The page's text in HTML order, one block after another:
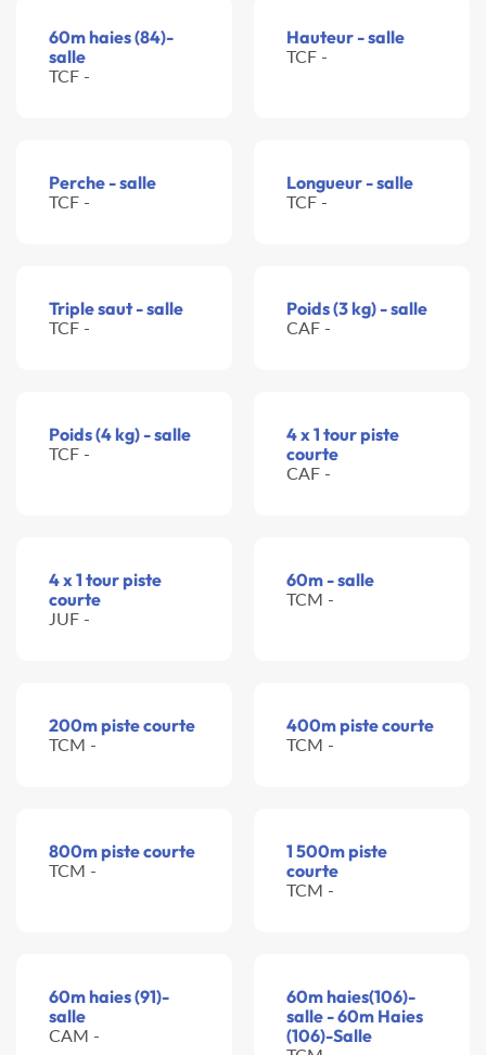
60m haies (84)-
salle
TCF -
Hauteur - salle
TCF -
Perche - salle
TCF -
Longueur - salle
TCF -
Triple saut - salle
TCF -
Poids (3 kg) - salle
CAF -
Poids (4 kg) - salle
TCF -
4 x 1 tour piste
courte
CAF -
4 x 1 tour piste
courte
JUF -
60m - salle
TCM -
200m piste courte
TCM -
400m piste courte
TCM -
800m piste courte
TCM -
1 500m piste
courte
TCM -
60m haies (91)-
salle
CAM -
60m haies(106)-
salle - 60m Haies
(106)-Salle